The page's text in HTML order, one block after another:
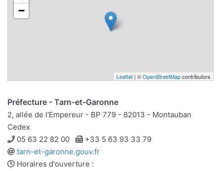
−
Leaflet | ©OpenStreetMapcontributors
Préfecture - Tarn-et-Garonne
2, allée de l'Empereur - BP 779 - 82013 - Montauban
Cedex
Téléphone
05 63 22 82 00 Télécopie
+33 5 63 93 33 79
Site
web
tarn-et-garonne.gouv.fr
Horaires d'ouverture :